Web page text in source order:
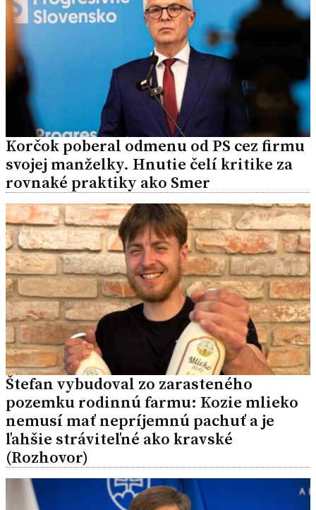
Korčok poberal odmenu od PS cez firmu
svojej manželky. Hnutie čelí kritike za
rovnaké praktiky ako Smer
Štefan vybudoval zo zarasteného
pozemku rodinnú farmu: Kozie mlieko
nemusí mať nepríjemnú pachuť a je
ľahšie stráviteľné ako kravské
(Rozhovor)